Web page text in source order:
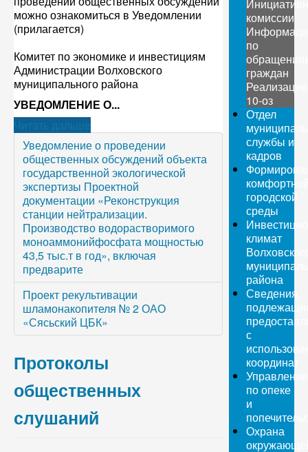
можно ознакомиться в Уведомлении
(прилагается)
Комитет по экономике и инвестициям
Администрации Волховского
муниципального района
УВЕДОМЛЕНИЕ О...
Читать дальше
Уведомление о проведении
общественных обсуждений объекта
государственной экологической
экспертизы Проектной
документации «Реконструкция
станции нейтрализации.
Производство водорастворимого
моноаммонийфосфата мощностью
43,5 тыс.т в год», включая
предварите
Проект рекультивации
шламонакопителя № 2 ОАО
«Сясьский ЦБК»
Протоколы
общественных
слушаний
комиссии
по
граждан
Реализация
10-оз
Отдел
службы и
кадров
городской
среды
климат
района
Сведения,
с
координат
Управление
по опеке
и
Охрана